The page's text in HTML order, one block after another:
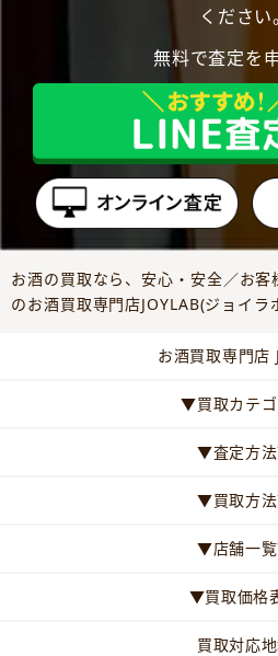
ください
無料で査定を
お酒の買取なら、安心・安全／お
のお酒買取専門店JOYLAB(ジョイラ
お酒買取専門店
▼買取カテ
▼査定方
▼買取方
▼店舗一
▼買取価格
買取対応